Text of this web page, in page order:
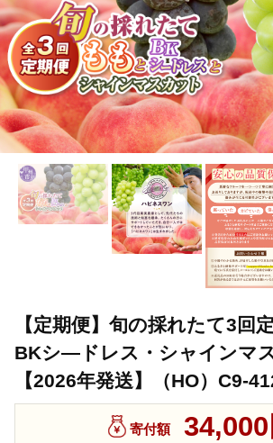
【定期便】旬の採れたて3回
BKシ―ドレス・シャインマス
【2026年発送】（HO）C9-
寄付額 34,000